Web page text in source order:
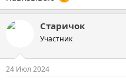
Старичок
Участник
24 Июл 2024